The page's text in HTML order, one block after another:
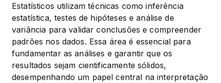
Estatísticos utilizam técnicas como inferência
estatística, testes de hipóteses e análise de
variância para validar conclusões e compreender
padrões nos dados. Essa área é essencial para
fundamentar as análises e garantir que os
resultados sejam cientificamente sólidos,
desempenhando um papel central na interpretação